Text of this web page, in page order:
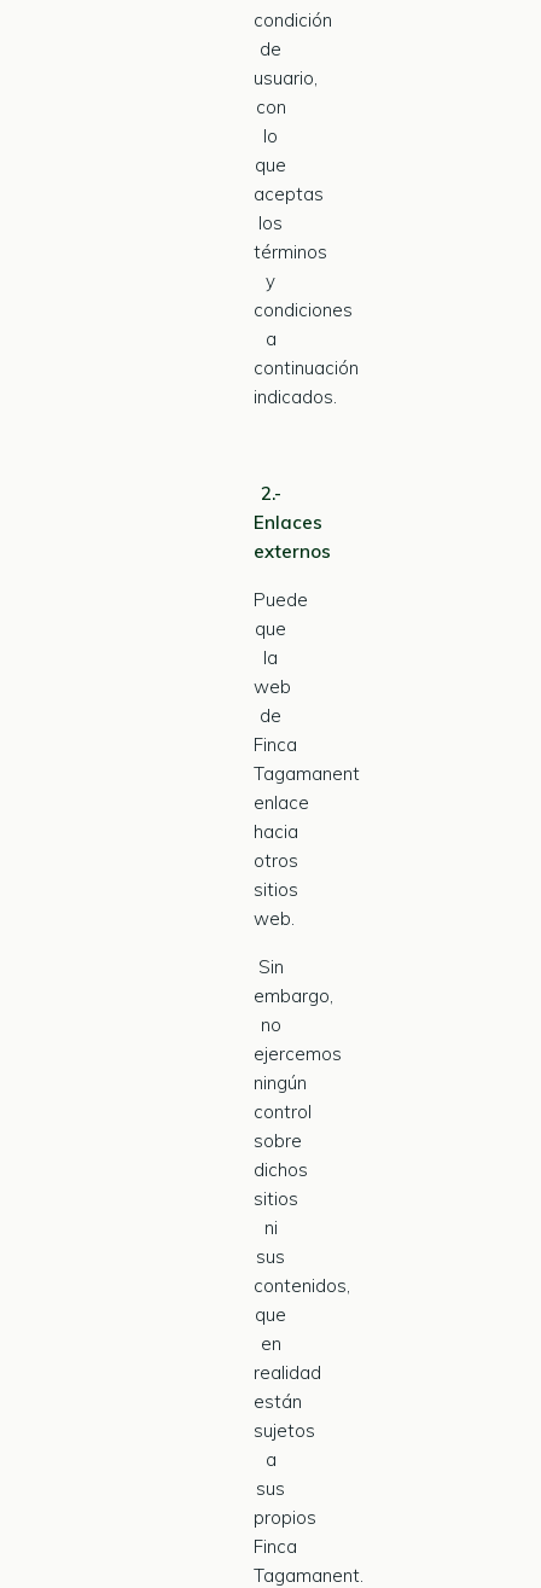
condición
de
usuario,
con
lo
que
aceptas
los
términos
y
condiciones
a
continuación
indicados.
2.-
Enlaces
externos
Puede
que
la
web
de
Finca
Tagamanent
enlace
hacia
otros
sitios
web.
Sin
embargo,
no
ejercemos
ningún
control
sobre
dichos
sitios
ni
sus
contenidos,
que
en
realidad
están
sujetos
a
sus
propios
Finca
Tagamanent.